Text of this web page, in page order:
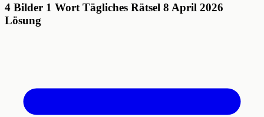
4 Bilder 1 Wort Tägliches Rätsel 8 April 2026
Lösung